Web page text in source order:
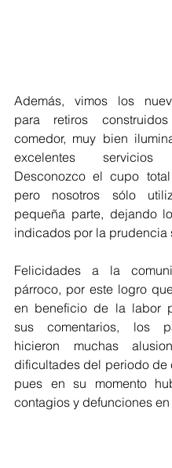
Además, vimos los
para retiros
comedor, muy bien
excelentes servicios
Desconozco el cupo
pero nosotros sólo
pequeña parte, dejando
indicados por la prudencia
Felicidades a la
párroco, por este logro
en beneficio de la labor
sus comentarios, los
hicieron muchas
dificultades del periodo de
pues en su momento
contagios y defunciones en